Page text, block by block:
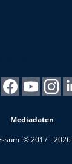
Mediadaten
© 2017 -